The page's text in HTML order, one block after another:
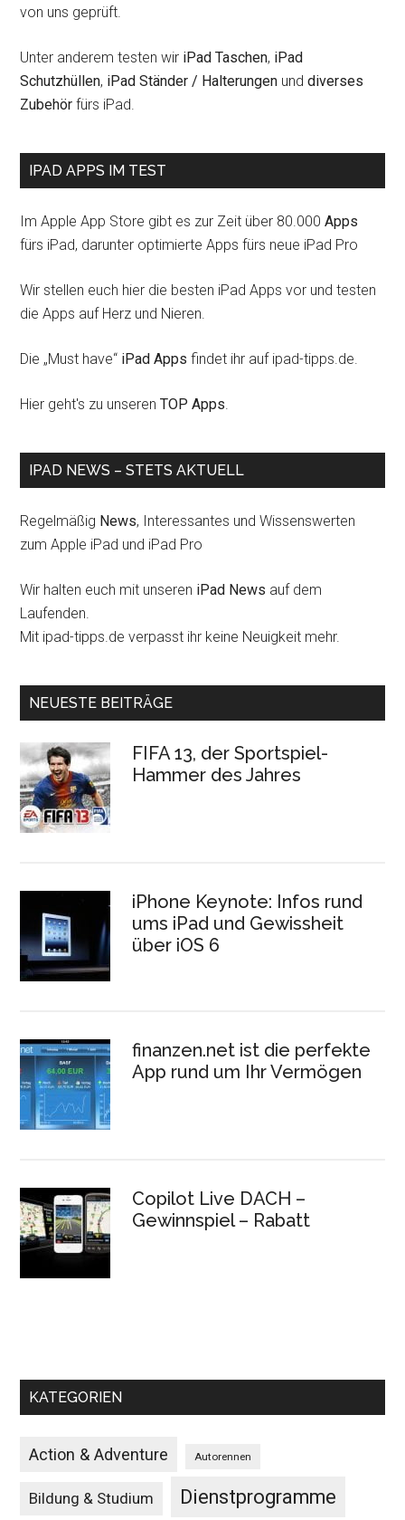
von uns geprüft.
Unter anderem testen wir iPad Taschen, iPad
Schutzhüllen, iPad Ständer / Halterungen unddiverses
Zubehör fürs iPad.
IPAD APPS IM TEST
Im Apple App Store gibt es zur Zeit über 80.000Apps
fürs iPad, darunter optimierte Apps fürs neue iPad Pro
Wir stellen euch hier die besten iPad Apps vor und testen
die Apps auf Herz und Nieren.
Die „Must have“ iPad Apps findet ihr auf ipad-tipps.de.
Hier geht's zu unserenTOP Apps.
IPAD NEWS – STETS AKTUELL
Regelmäßig News, Interessantes und Wissenswerten
zum Apple iPad und iPad Pro
Wir halten euch mit unseren iPad News auf dem
Laufenden.
Mit ipad-tipps.de verpasst ihr keine Neuigkeit mehr.
NEUESTE BEITRÄGE
FIFA 13, der Sportspiel-
Hammer des Jahres
iPhone Keynote: Infos rund
ums iPad und Gewissheit
über iOS 6
finanzen.net ist die perfekte
App rund um Ihr Vermögen
Copilot Live DACH –
Gewinnspiel – Rabatt
KATEGORIEN
Action & Adventure Autorennen
Bildung & Studium Dienstprogramme